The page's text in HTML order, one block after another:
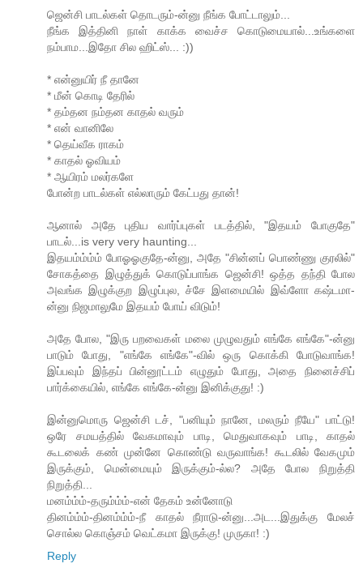
ஜென்சி பாடல்கள் தொடரும்-ன்னு நீங்க போட்டாலும்...
நீங்க இத்தினி நாள் காக்க வைச்ச கொடுமையால்...உங்களை
நம்பாம...இதோ சில ஹிட்ஸ்... :))
* என்னுயிர் நீ தானே
* மீன் கொடி தேரில்
* தம்தன நம்தன காதல் வரும்
* என் வானிலே
* தெய்வீக ராகம்
* காதல் ஓவியம்
* ஆயிரம் மலர்களே
போன்ற பாடல்கள் எல்லாரும் கேட்பது தான்!
ஆனால் அதே புதிய வார்ப்புகள் படத்தில், "இதயம் போகுதே"
பாடல்...is very very haunting...
இதயம்ம்ம்ம் போஓஓகுதே-ன்னு, அதே "சின்னப் பொண்ணு குரலில்"
சோகத்தை இழுத்துக் கொடுப்பாங்க ஜென்சி! ஒத்த தந்தி போல
அவங்க இழுக்குற இழுப்புல, ச்சே இளமையில் இவ்ளோ கஷ்டமா-
ன்னு நிஜமாலுமே இதயம் போய் விடும்!
அதே போல, "இரு பறவைகள் மலை முழுவதும் எங்கே எங்கே"-ன்னு
பாடும் போது, "எங்கே எங்கே"-வில் ஒரு கொக்கி போடுவாங்க!
இப்பவும் இந்தப் பின்னூட்டம் எழுதும் போது, அதை நினைச்சிப்
பார்க்கையில், எங்கே எங்கே-ன்னு இனிக்குது! :)
இன்னுமொரு ஜென்சி டச், "பனியும் நானே, மலரும் நீயே" பாட்டு!
ஒரே சமயத்தில் வேகமாவும் பாடி, மெதுவாகவும் பாடி, காதல்
கூடலைக் கண் முன்னே கொண்டு வருவாங்க! கூடலில் வேகமும்
இருக்கும், மென்மையும் இருக்கும்-ல்ல? அதே போல நிறுத்தி
நிறுத்தி...
மனம்ம்ம்-தரும்ம்ம்-என் தேகம் உன்னோடு
தினம்ம்ம்-தினம்ம்ம்-நீ காதல் நீராடு-ன்னு...அட...இதுக்கு மேலச்
சொல்ல கொஞ்சம் வெட்கமா இருக்கு! முருகா! :)
Reply